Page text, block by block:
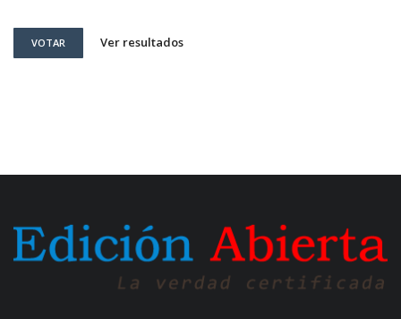
VOTAR Ver resultados